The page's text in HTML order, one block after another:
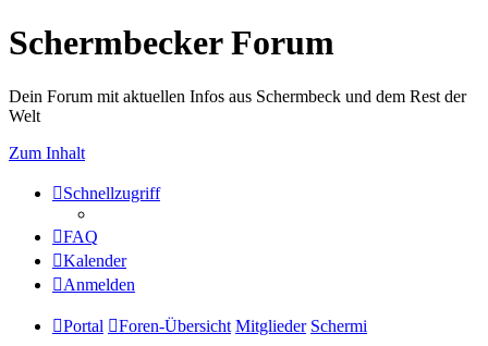
Schermbecker Forum
Dein Forum mit aktuellen Infos aus Schermbeck und dem Rest der
Welt
Zum Inhalt
Schnellzugriff
FAQ
Kalender
Anmelden
Portal Foren-Übersicht Mitglieder Schermi